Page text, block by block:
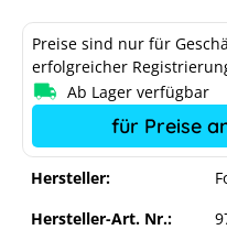
Hersteller:
Hersteller-Art. Nr.:
Preise sind nur für
erfolgreicher
Ab Lager verfügbar
für Preise